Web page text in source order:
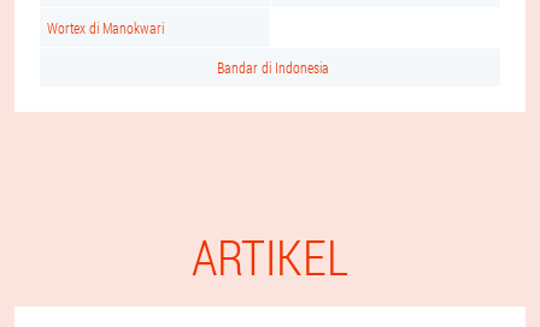
Wortex di Manokwari
Bandar di Indonesia
ARTIKEL